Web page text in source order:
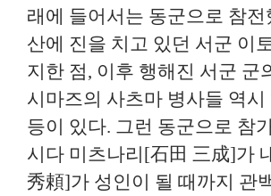
래에 들어서는 동군으로 참
산에 진을 치고 있던 서군 이
지한 점, 이후 행해진 서군
시마즈의 사츠마 병사들 역
등이 있다. 그런 동군으로 참
시다 미츠나리[石田 三成]가
秀頼]가 성인이 될 때까지 관